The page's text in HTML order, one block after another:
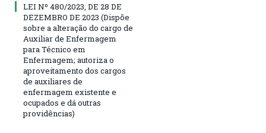
LEI Nº 480/2023, DE 28 DE
DEZEMBRO DE 2023 (Dispõe
sobre a alteração do cargo de
Auxiliar de Enfermagem
para Técnico em
Enfermagem; autoriza o
aproveitamento dos cargos
de auxiliares de
enfermagem existente e
ocupados e dá outras
providências)